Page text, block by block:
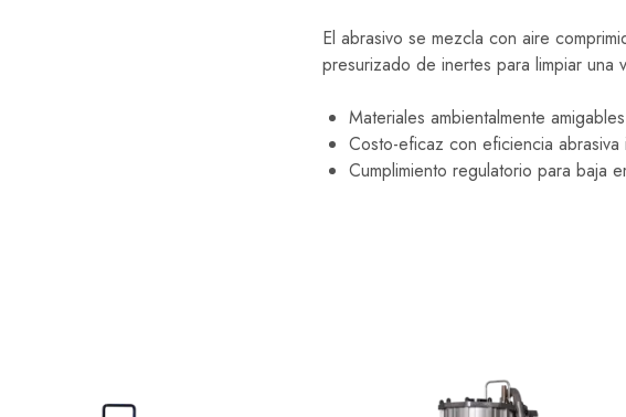
El abrasivo se mezcla con aire
presurizado de inertes para limpiar una
Materiales ambientalmente
Costo-eficaz con eficiencia abrasiva
Cumplimiento regulatorio para baja